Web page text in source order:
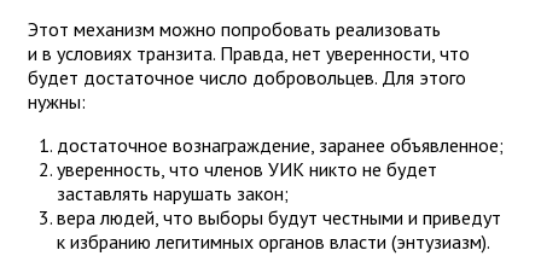
Этот механизм можно попробовать реализовать
и в условиях транзита. Правда, нет уверенности, что
будет достаточное число добровольцев. Для этого
нужны:
достаточное вознаграждение, заранее объявленное;
уверенность, что членов УИК никто не будет
заставлять нарушать закон;
вера людей, что выборы будут честными и приведут
к избранию легитимных органов власти (энтузиазм).